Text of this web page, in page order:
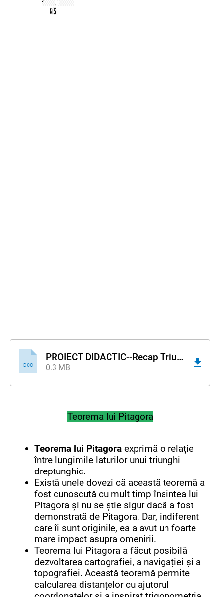
DOC
PROIECT DIDACTIC--Recap Triunghi Dr.doc
0.3 MB
Teorema lui Pitagora
Teorema lui Pitagora exprimă o relație
între lungimile laturilor unui triunghi
dreptunghic.
Există unele dovezi că această teoremă a
fost cunoscută cu mult timp înaintea lui
Pitagora și nu se știe sigur dacă a fost
demonstrată de Pitagora. Dar, indiferent
care îi sunt originile, ea a avut un foarte
mare impact asupra omenirii.
Teorema lui Pitagora a făcut posibilă
dezvoltarea cartografiei, a navigației și a
topografiei. Această teoremă permite
calcularea distanțelor cu ajutorul